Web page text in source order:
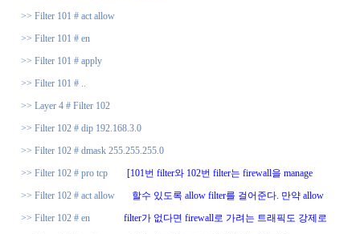
>> Filter 101 # act allow
>> Filter 101 # en
>> Filter 101 # apply
>> Filter 101 # ..
>> Layer 4 # Filter 102
>> Filter 102 # dip 192.168.3.0
>> Filter 102 # dmask 255.255.255.0
>> Filter 102 # pro tcp
[101번 filter와 102번 filter는 firewall을 manage
>> Filter 102 # act allow
할수 있도록 allow filter를 걸어준다. 만약 allow
>> Filter 102 # en
filter가 없다면 firewall로 가려는 트래픽도 강제로